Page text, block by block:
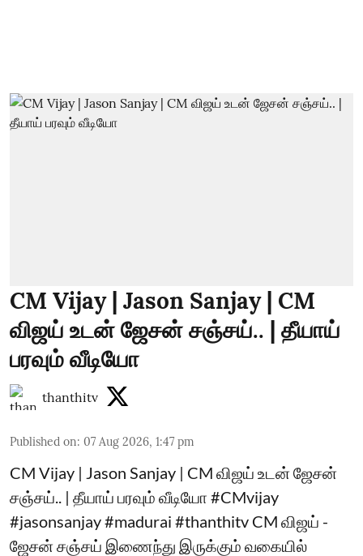
CM Vijay | Jason Sanjay | CM
விஜய் உடன் ஜேசன் சஞ்சய்.. | தீயாய்
பரவும் வீடியோ
thanthitv
Published on: 07 Aug 2026, 1:47 pm
CM Vijay | Jason Sanjay | CM விஜய் உடன் ஜேசன்
சஞ்சய்.. | தீயாய் பரவும் வீடியோ #CMvijay
#jasonsanjay #madurai #thanthitv CM விஜய் -
ஜேசன் சஞ்சய் இணைந்து இருக்கும் வகையில்